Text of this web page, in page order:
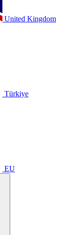
United Kingdom
Türkiye
EU